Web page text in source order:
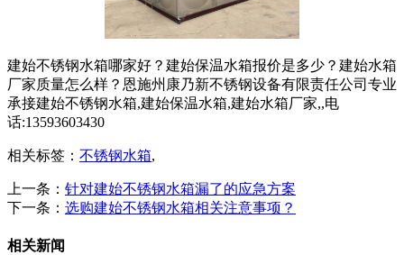
建始不锈钢水箱哪家好？建始保温水箱报价是多少？建始水箱
厂家质量怎么样？恩施州康乃新不锈钢设备有限责任公司专业
承接建始不锈钢水箱,建始保温水箱,建始水箱厂家,,电
话:13593603430
相关标签： 不锈钢水箱,
上一条： 针对建始不锈钢水箱漏了的应急方案
下一条： 选购建始不锈钢水箱相关注意事项？
相关新闻